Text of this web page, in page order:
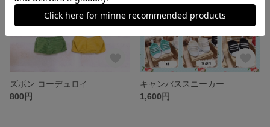
ズボン コーデュロイ
800円
キャンバススニーカー
1,600円